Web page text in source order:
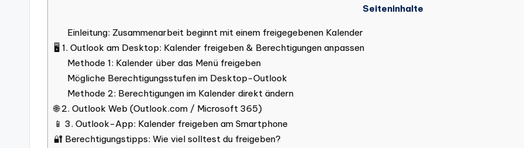
Seiteninhalte
Einleitung: Zusammenarbeit beginnt mit einem freigegebenen Kalender
🖥️ 1. Outlook am Desktop: Kalender freigeben & Berechtigungen anpassen
Methode 1: Kalender über das Menü freigeben
Mögliche Berechtigungsstufen im Desktop-Outlook
Methode 2: Berechtigungen im Kalender direkt ändern
🌐 2. Outlook Web (Outlook.com / Microsoft 365)
📱 3. Outlook-App: Kalender freigeben am Smartphone
🔐 Berechtigungstipps: Wie viel solltest du freigeben?